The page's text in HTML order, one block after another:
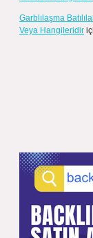
Garblılaşma
Veya Hangileridir